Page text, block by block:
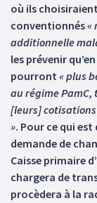
où ils
conventionnés«
additionnelle
les prévenir
pourront « plus
au régime PamC,
[leurs]
». Pour ce qui
demande de
Caisse primaire
chargera de
procèdera à la